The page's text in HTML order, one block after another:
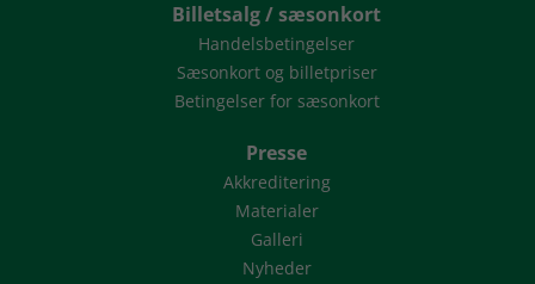
Billetsalg / sæsonkort
Handelsbetingelser
Sæsonkort og billetpriser
Betingelser for sæsonkort
Presse
Akkreditering
Materialer
Galleri
Nyheder